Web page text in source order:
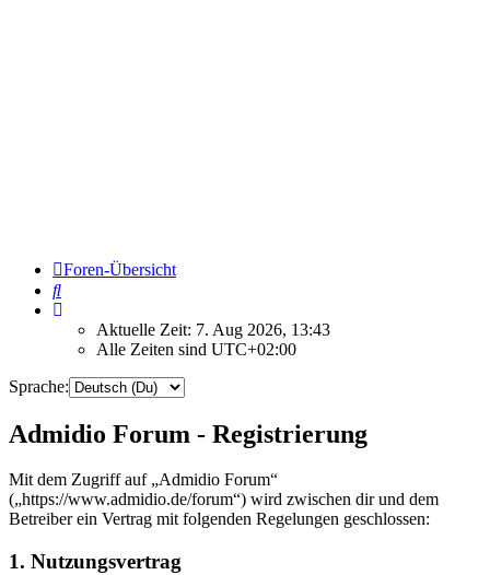
Foren-Übersicht
Suche
Aktuelle Zeit: 7. Aug 2026, 13:43
Alle Zeiten sind UTC+02:00
Sprache:
Admidio Forum - Registrierung
Mit dem Zugriff auf „Admidio Forum“
(„https://www.admidio.de/forum“) wird zwischen dir und dem
Betreiber ein Vertrag mit folgenden Regelungen geschlossen:
1. Nutzungsvertrag